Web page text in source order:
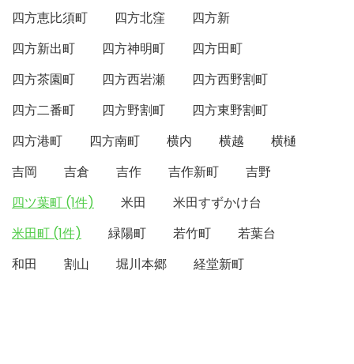
四方恵比須町
四方北窪
四方新
四方新出町
四方神明町
四方田町
四方茶園町
四方西岩瀬
四方西野割町
四方二番町
四方野割町
四方東野割町
四方港町
四方南町 横内 横越
横樋
吉岡
吉倉 吉作 吉作新町
吉野
四ツ葉町 (1件)
米田
米田すずかけ台
米田町 (1件)
緑陽町 若竹町
若葉台
和田
割山 堀川本郷 経堂新町